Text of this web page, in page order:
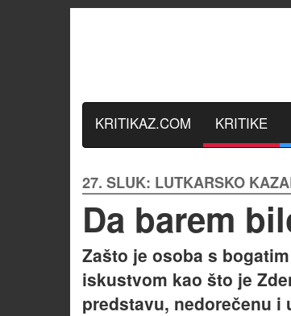
KRITIKAZ.COM KRITIKE
27. SLUK: LUTKARSKO
Da barem
Zašto je osoba s
iskustvom kao što je
predstavu, nedorečenu i